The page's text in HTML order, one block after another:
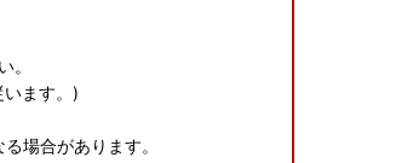
。
ます。)
場合があります。